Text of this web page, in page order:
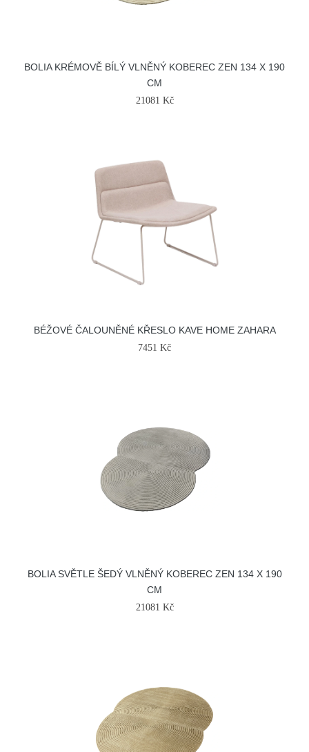
BOLIA KRÉMOVĚ BÍLÝ VLNĚNÝ KOBEREC ZEN 134 X 190
CM
21081 Kč
BÉŽOVÉ ČALOUNĚNÉ KŘESLO KAVE HOME ZAHARA
7451 Kč
BOLIA SVĚTLE ŠEDÝ VLNĚNÝ KOBEREC ZEN 134 X 190
CM
21081 Kč